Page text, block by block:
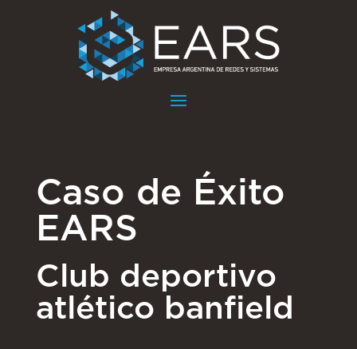
Caso de Éxito
EARS
Club deportivo
atlético banfield